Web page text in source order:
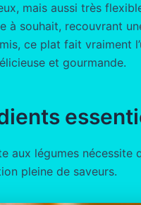
mais aussi très
à souhait, recouvrant
ce plat fait vraiment
et gourmande.
aux légumes
pleine de saveurs.